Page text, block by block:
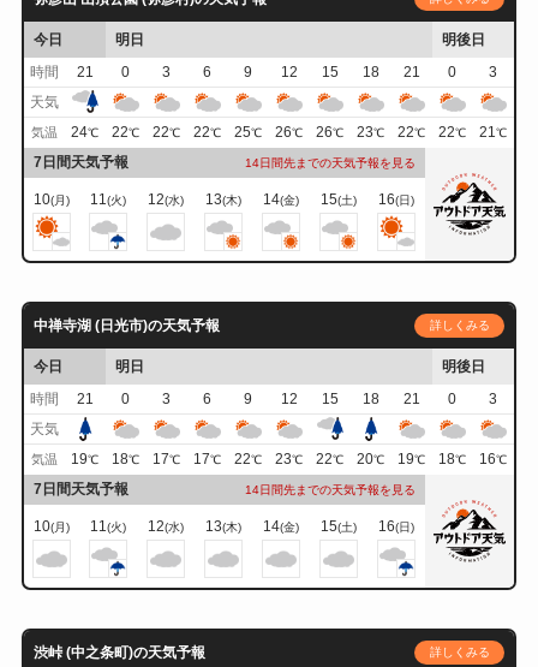
今日 明日
明後日
時間
21 0 3 6 9 12 15 18 21 0
3
天気
気温 24℃ 22℃ 22℃ 22℃ 25℃ 26℃ 26℃ 23℃ 22℃ 22℃ 21℃
7日間天気予報 14日間先までの天気予報を見る
10(月) 11(火) 12(水) 13(木) 14(金) 15(土) 16(日)
中禅寺湖 (日光市)の天気予報 詳しくみる
今日 明日
明後日
時間
21 0 3 6 9 12 15 18 21 0
3
天気
気温 19℃ 18℃ 17℃ 17℃ 22℃ 23℃ 22℃ 20℃ 19℃ 18℃ 16℃
7日間天気予報 14日間先までの天気予報を見る
10(月) 11(火) 12(水) 13(木) 14(金) 15(土) 16(日)
渋峠 (中之条町)の天気予報 詳しくみる